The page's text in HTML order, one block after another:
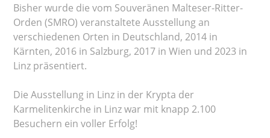
Bisher wurde die vom Souveränen Malteser-Ritter-
Orden (SMRO) veranstaltete Ausstellung an
verschiedenen Orten in Deutschland, 2014 in
Kärnten, 2016 in Salzburg, 2017 in Wien und 2023 in
Linz präsentiert.
Die Ausstellung in Linz in der Krypta der
Karmelitenkirche in Linz war mit knapp 2.100
Besuchern ein voller Erfolg!